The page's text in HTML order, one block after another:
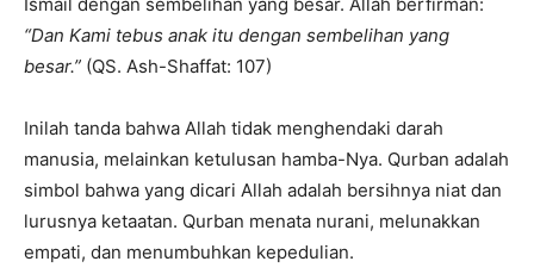
“Dan Kami tebus anak itu dengan sembelihan yang
besar.” (QS. Ash-Shaffat: 107)
Inilah tanda bahwa Allah tidak menghendaki darah
manusia, melainkan ketulusan hamba-Nya. Qurban adalah
simbol bahwa yang dicari Allah adalah bersihnya niat dan
lurusnya ketaatan. Qurban menata nurani, melunakkan
empati, dan menumbuhkan kepedulian.